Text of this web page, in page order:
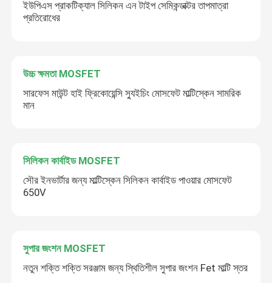
উচ্চ ভোল্টেজ MOSFET
উচ্চ ক্ষমতা IGBT
হাই পাওয়ার সেমিকন্ডাক্টর
ইউপিএস প্রাকটিক্যাল সিলিকন এন টাইপ সেমিকন্ডাক্টর তাপমাত্রা
প্রতিরোধের
উচ্চ ক্ষমতা MOSFET
সারফেস মাউন্ট হাই ফ্রিকোয়েন্সি স্যুইচিং মোসফেট মাল্টিস্কেন সামরিক
মান
সিলিকন কার্বাইড MOSFET
সৌর ইনভার্টার জন্য মাল্টিস্কেন সিলিকন কার্বাইড পাওয়ার মোসফেট
650V
সুপার জংশন MOSFET
নতুন শক্তি শক্তি সরঞ্জাম জন্য স্থিতিশীল সুপার জংশন Fet মাল্টি স্তর